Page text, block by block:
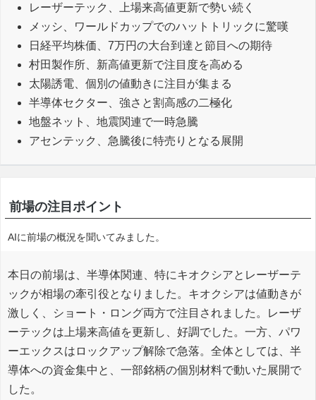
レーザーテック、上場来高値更新で勢い続く
メッシ、ワールドカップでのハットトリックに驚嘆
日経平均株価、7万円の大台到達と節目への期待
村田製作所、新高値更新で注目度を高める
太陽誘電、個別の値動きに注目が集まる
半導体セクター、強さと割高感の二極化
地盤ネット、地震関連で一時急騰
アセンテック、急騰後に特売りとなる展開
前場の注目ポイント
AIに前場の概況を聞いてみました。
本日の前場は、半導体関連、特にキオクシアとレーザーテ
ックが相場の牽引役となりました。キオクシアは値動きが
激しく、ショート・ロング両方で注目されました。レーザ
ーテックは上場来高値を更新し、好調でした。一方、パワ
ーエックスはロックアップ解除で急落。全体としては、半
導体への資金集中と、一部銘柄の個別材料で動いた展開で
した。